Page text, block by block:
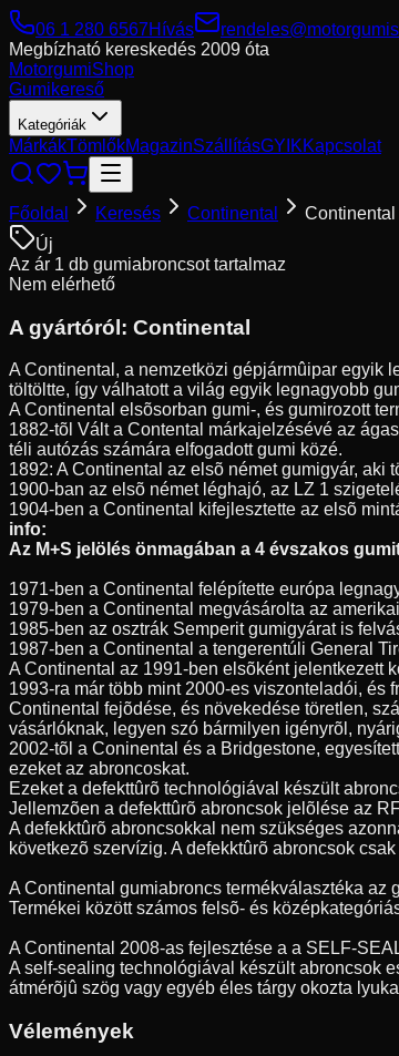
06 1 280 6567Hívás
Megbízható kereskedés 2009 óta
MotorgumiShop
Gumikereső
Kategóriák
MárkákTömlőkMagazinSzállításGYIKKapcsolat
Főoldal Keresés Continental
Új
Az ár 1 db gumiabroncsot tartalmaz
Nem elérhető
A gyártóról: Continental
A Continental, a nemzetközi gépjármûipar egyik
töltöltte, így válhatott a világ egyik legnagyobb
A Continental elsõsorban gumi-, és gumirozott
1882-tõl Vált a Contental márkajelzésévé az
téli autózás számára elfogadott gumi közé.
1892: A Continental az elsõ német gumigyár, aki
1900-ban az elsõ német léghajó, az LZ 1
1904-ben a Continental kifejlesztette az elsõ
info:
Az M+S jelölés önmagában a 4 évszakos
1971-ben a Continental felépítette európa
1979-ben a Continental megvásárolta az
1985-ben az osztrák Semperit gumigyárat is
1987-ben a Continental a tengerentúli General
A Continental az 1991-ben elsõként jelentkezett
1993-ra már több mint 2000-es viszonteladói, és
Continental fejõdése, és növekedése töretlen,
vásárlóknak, legyen szó bármilyen igényrõl,
2002-tõl a Coninental és a Bridgestone,
ezeket az abroncoskat.
Ezeket a defekttûrõ technológiával készült
Jellemzõen a defekttûrõ abroncsok jelõlése az
A defekktûrõ abroncsokkal nem szükséges
következõ szervízig. A defekktûrõ abroncsok
A Continental gumiabroncs termékválasztéka az
Termékei között számos felsõ- és
A Continental 2008-as fejlesztése a a SELF-
A self-sealing technológiával készült abroncsok
átmérõjû szög vagy egyéb éles tárgy okozta
Vélemények